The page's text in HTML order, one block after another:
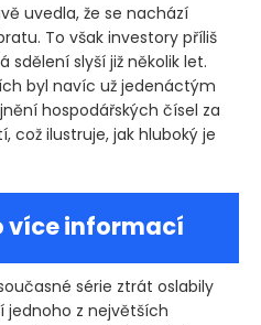
uvedla, že se nachází
To však investory příliš
sdělení slyší již několik let.
byl navíc už jedenáctým
hospodářských čísel za
ilustruje, jak hluboký je
více informací
série ztrát oslabily
jednoho z největších